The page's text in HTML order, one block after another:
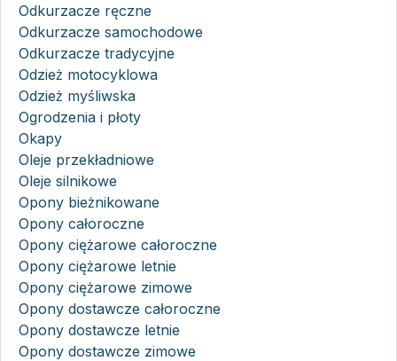
Odkurzacze ręczne
Odkurzacze samochodowe
Odkurzacze tradycyjne
Odzież motocyklowa
Odzież myśliwska
Ogrodzenia i płoty
Okapy
Oleje przekładniowe
Oleje silnikowe
Opony bieżnikowane
Opony całoroczne
Opony ciężarowe całoroczne
Opony ciężarowe letnie
Opony ciężarowe zimowe
Opony dostawcze całoroczne
Opony dostawcze letnie
Opony dostawcze zimowe